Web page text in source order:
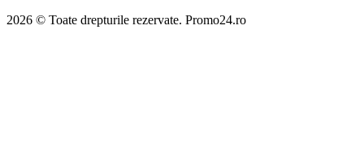
2026 © Toate drepturile rezervate. Promo24.ro